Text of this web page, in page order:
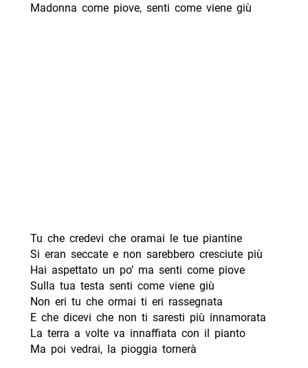
Madonna come piove, senti come viene giù
Tu che credevi che oramai le tue piantine
Si eran seccate e non sarebbero cresciute più
Hai aspettato un po’ ma senti come piove
Sulla tua testa senti come viene giù
Non eri tu che ormai ti eri rassegnata
E che dicevi che non ti saresti più innamorata
La terra a volte va innaffiata con il pianto
Ma poi vedrai, la pioggia tornerà